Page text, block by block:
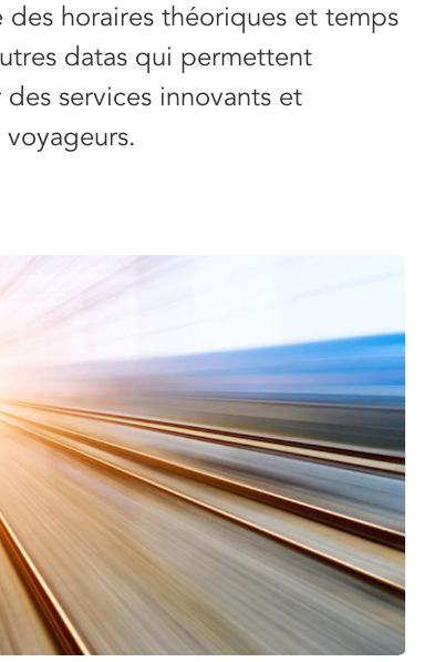
horaires théoriques et temps
datas qui permettent
services innovants et
voyageurs.